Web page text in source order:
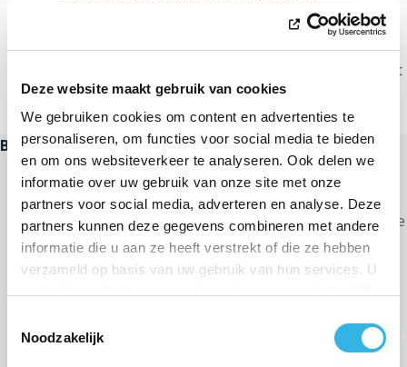
Deze website maakt gebruik van cookies
We gebruiken cookies om content en advertenties te
personaliseren, om functies voor social media te bieden
en om ons websiteverkeer te analyseren. Ook delen we
informatie over uw gebruik van onze site met onze
partners voor social media, adverteren en analyse. Deze
partners kunnen deze gegevens combineren met andere
informatie die u aan ze heeft verstrekt of die ze hebben
verzameld op basis van uw gebruik van hun services. U
Noodzakelijk
Doe aan zelfverbruik van de energie wanneer
die geproduceerd wordt:om energiedelen
interessant te maken, dient u ervoor te zorgen dat
er zoveel mogelijk zelfverbruik van de energie
plaatsvindt op het ogenblik van de productie.
Belangrijk:
Een korting van 80 % wordt toegepast op het
evenredige tarief voor de gedeelde energie
het kader van een energiedeeling binnen hetzelfde
gebouw.
De productie-installatie moet zich in of op uw
gebouw bevinden.
Alleen personen die in het gebouw wonen kunnen
deelnemen aan het delen van energie.